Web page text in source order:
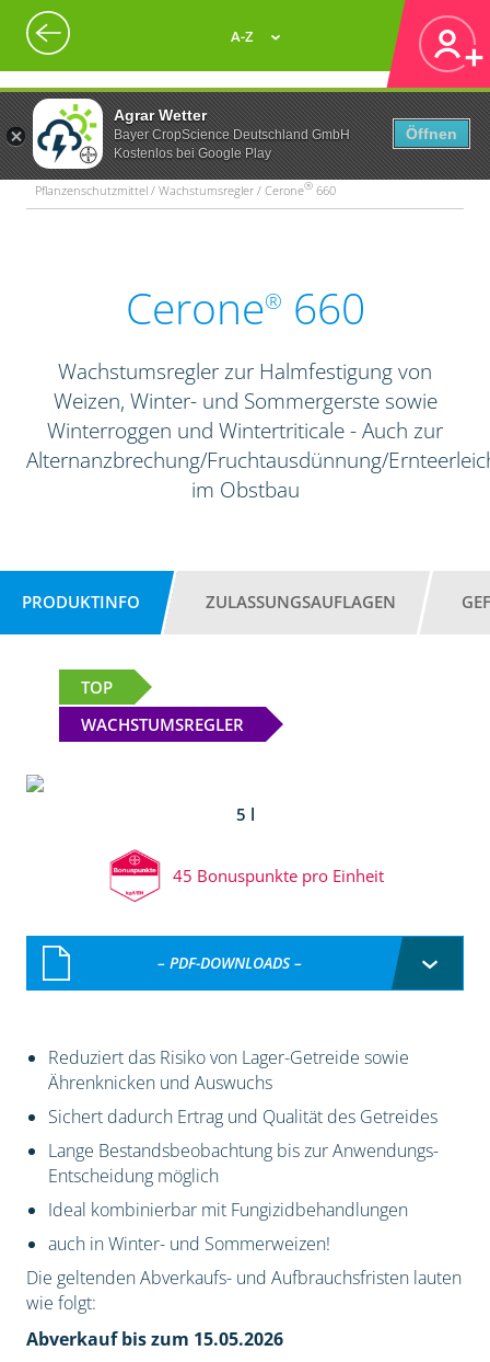
Agrar Wetter
Bayer CropScience Deutschland GmbH
Kostenlos bei Google Play
Öffnen
A-Z
Pflanzenschutzmittel / Wachstumsregler / Cerone® 660
Cerone® 660
Wachstumsregler zur Halmfestigung von
Weizen, Winter- und Sommergerste sowie
Winterroggen und Wintertriticale - Auch zur
Alternanzbrechung/Fruchtausdünnung/
im Obstbau
PRODUKTINFO ZULASSUNGSAUFLAGEN
TOP
WACHSTUMSREGLER
5 l
45 Bonuspunkte pro Einheit
– PDF-DOWNLOADS –
Reduziert das Risiko von Lager-Getreide sowie
Ährenknicken und Auswuchs
Sichert dadurch Ertrag und Qualität des Getreides
Lange Bestandsbeobachtung bis zur Anwendungs-
Entscheidung möglich
Ideal kombinierbar mit Fungizidbehandlungen
auch in Winter- und Sommerweizen!
Die geltenden Abverkaufs- und Aufbrauchsfristen lauten
wie folgt:
Abverkauf bis zum 15.05.2026